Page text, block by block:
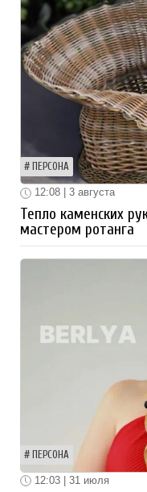
ПЕРСОНА
12:08 | 3 августа
Тепло каменских
мастером ротанга
ПЕРСОНА
12:03 | 31 июля